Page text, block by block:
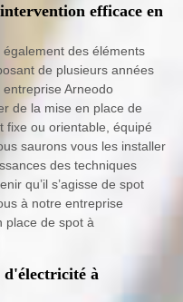
efficace en
des éléments
de plusieurs années
Arneodo
de la mise en place de
fixe ou orientable, équipé
saurons vous les installer
des techniques
qu’il s’agisse de spot
à notre entreprise
place de spot à
d'électricité à